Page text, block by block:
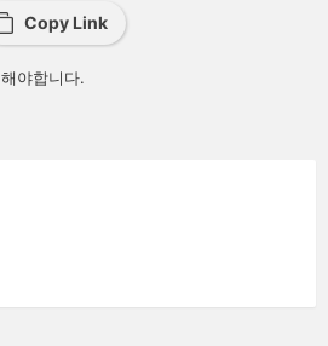
Copy Link
해야합니다.